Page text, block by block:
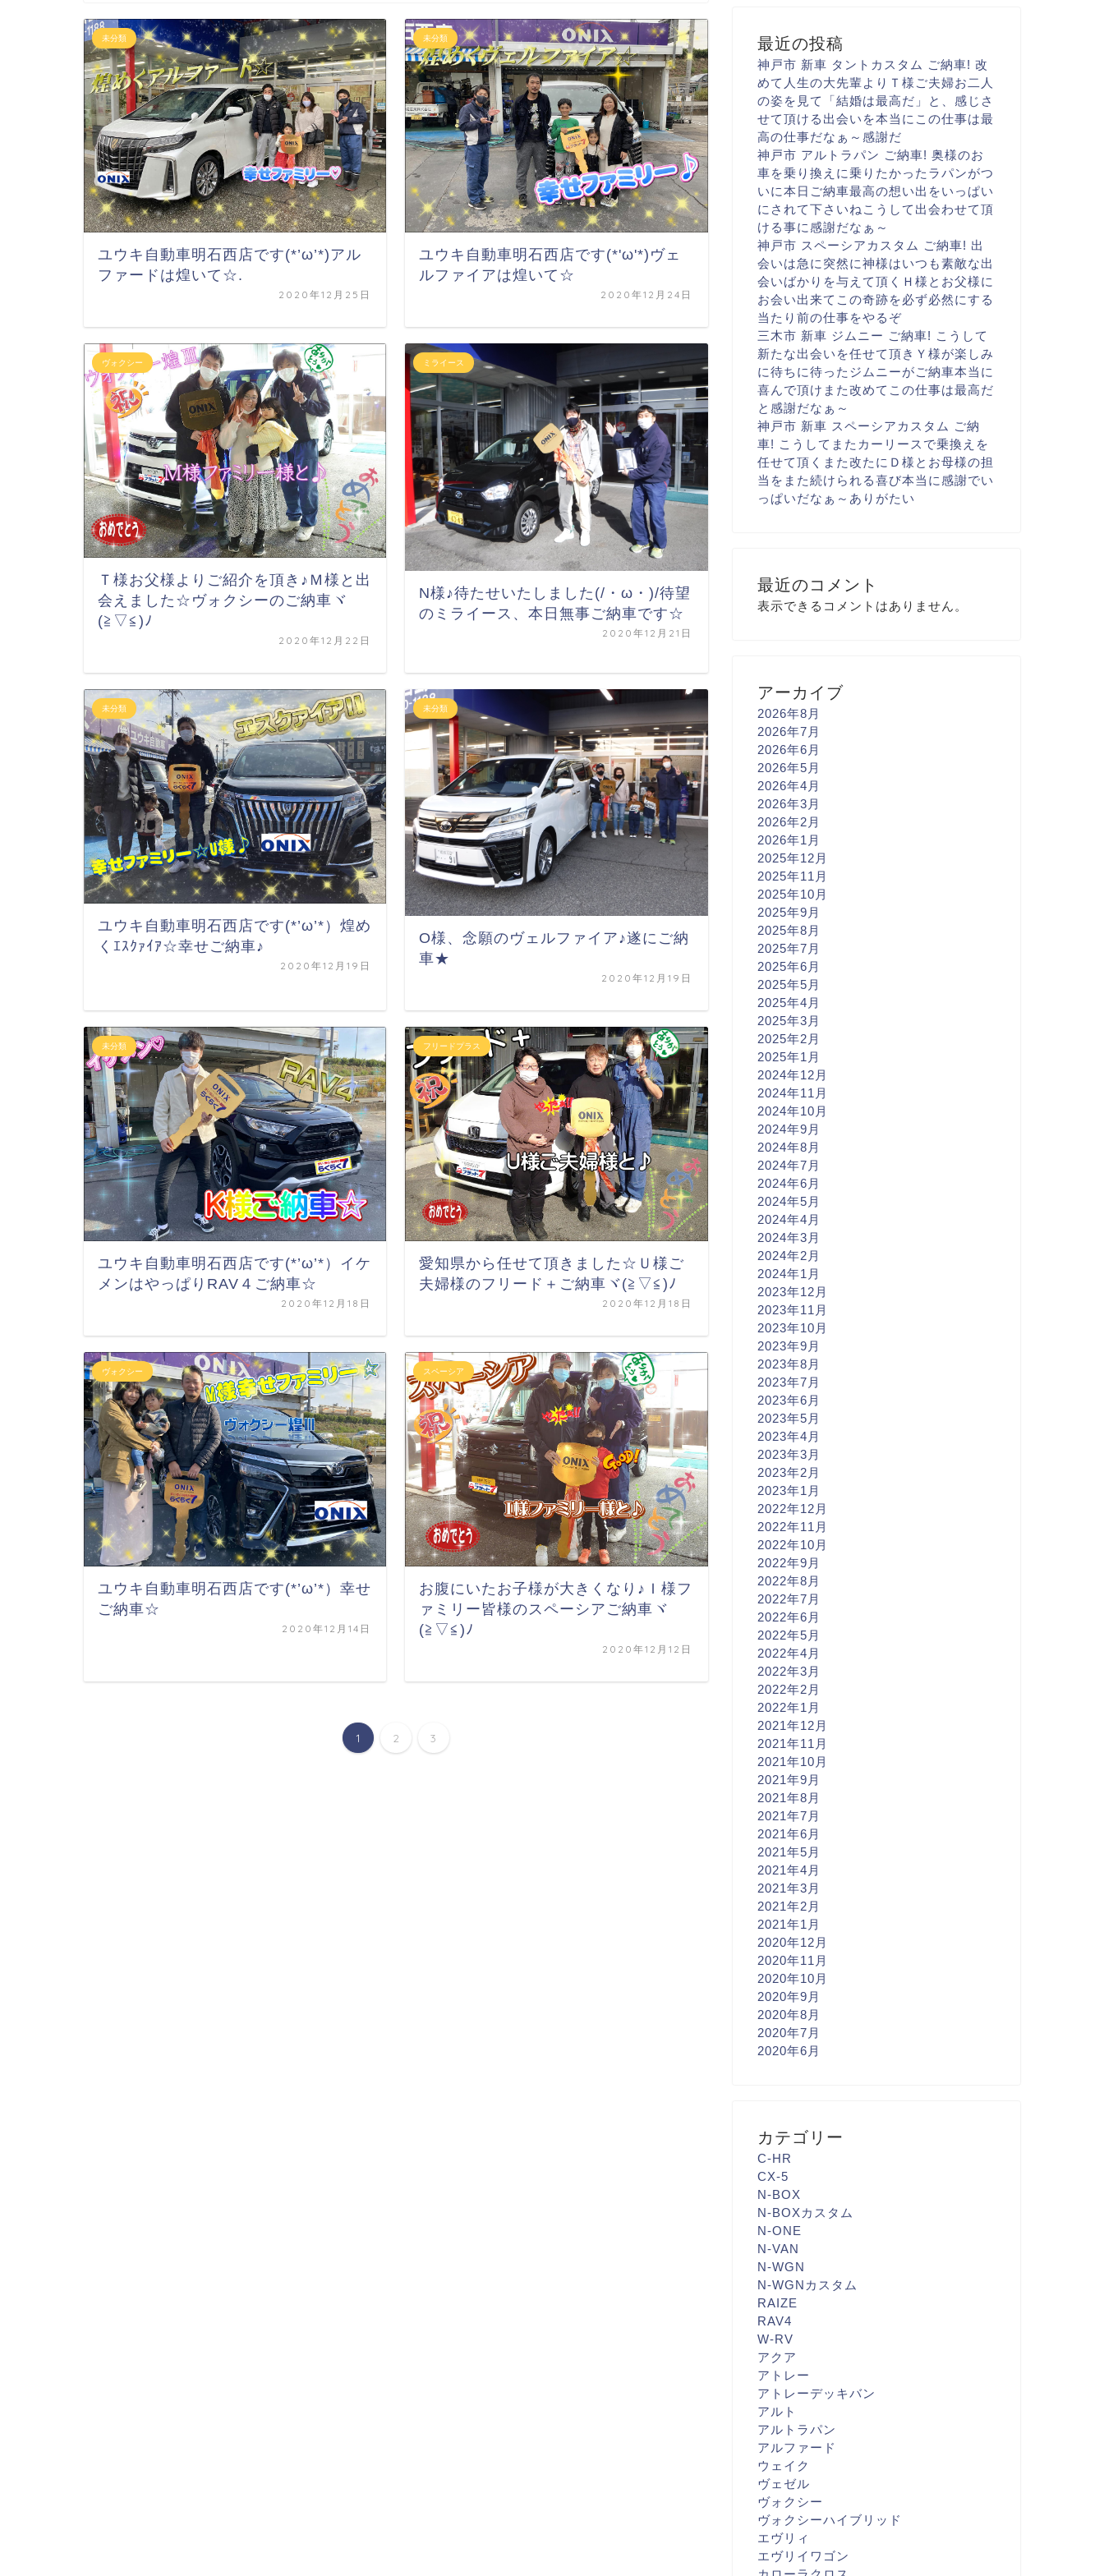
未分類
ユウキ自動車明石西店です(*’ω’*)アル
ファードは煌いて☆.
2020年12月25日
未分類
ユウキ自動車明石西店です(*'ω'*)ヴェ
ルファイアは煌いて☆
2020年12月24日
ヴォクシー
Ｔ様お父様よりご紹介を頂き♪Ｍ様と出
会えました☆ヴォクシーのご納車ヾ
(≧▽≦)ﾉ
2020年12月22日
ミライース
N様♪待たせいたしました(/・ω・)/待望
のミライース、本日無事ご納車です☆
2020年12月21日
未分類
ユウキ自動車明石西店です(*’ω’*）煌め
くｴｽｸｧｲｱ☆幸せご納車♪
2020年12月19日
未分類
O様、念願のヴェルファイア♪遂にご納
車★
2020年12月19日
未分類
ユウキ自動車明石西店です(*’ω’*）イケ
メンはやっぱりRAV４ご納車☆
2020年12月18日
フリードプラス
愛知県から任せて頂きました☆Ｕ様ご
夫婦様のフリード＋ご納車ヾ(≧▽≦)ﾉ
2020年12月18日
ヴォクシー
ユウキ自動車明石西店です(*’ω’*）幸せ
ご納車☆
2020年12月14日
スペーシア
お腹にいたお子様が大きくなり♪Ｉ様フ
ァミリー皆様のスペーシアご納車ヾ
(≧▽≦)ﾉ
2020年12月12日
1 2 3
最近の投稿
神戸市 新車 タントカスタム ご納車! 改
めて人生の大先輩より Ｔ様ご夫婦お二人
の姿を見て
「結婚は最高だ 」と、感じさ
せて頂ける出会いを本当にこの仕事は最
高の仕事だなぁ～ 感謝だ
神戸市 アルトラパン ご納車! 奥様のお
車を乗り換えに乗りたかったラパンがつ
いに本日ご納車最高の想い出をいっぱい
に されて下さいね こうして出会わせて頂
ける事に感謝だなぁ～
神戸市 スペーシアカスタム ご納車! 出
会いは急に 突然に神様はいつも素敵な出
会いばかりを与えて頂く Ｈ様とお父様に
お会い出来て この奇跡を必ず必然にする
当たり前の仕事をやるぞ
三木市 新車 ジムニー ご納車! こうして
新たな出会いを任せて頂き Ｙ様が楽しみ
に待ちに待ったジムニーがご納車本当に
喜んで頂け また改めてこの仕事は最高だ
と 感謝だなぁ～
神戸市 新車 スペーシアカスタム ご納
車! こうしてまた カーリースで乗換えを
任せて頂く また改たに Ｄ様とお母様の担
当をまた続けられる喜び本当に感謝でい
っぱいだなぁ～ ありがたい
最近のコメント
表示できるコメントはありません。
アーカイブ
2026年8月
2026年7月
2026年6月
2026年5月
2026年4月
2026年3月
2026年2月
2026年1月
2025年12月
2025年11月
2025年10月
2025年9月
2025年8月
2025年7月
2025年6月
2025年5月
2025年4月
2025年3月
2025年2月
2025年1月
2024年12月
2024年11月
2024年10月
2024年9月
2024年8月
2024年7月
2024年6月
2024年5月
2024年4月
2024年3月
2024年2月
2024年1月
2023年12月
2023年11月
2023年10月
2023年9月
2023年8月
2023年7月
2023年6月
2023年5月
2023年4月
2023年3月
2023年2月
2023年1月
2022年12月
2022年11月
2022年10月
2022年9月
2022年8月
2022年7月
2022年6月
2022年5月
2022年4月
2022年3月
2022年2月
2022年1月
2021年12月
2021年11月
2021年10月
2021年9月
2021年8月
2021年7月
2021年6月
2021年5月
2021年4月
2021年3月
2021年2月
2021年1月
2020年12月
2020年11月
2020年10月
2020年9月
2020年8月
2020年7月
2020年6月
カテゴリー
C-HR
CX-5
N-BOX
N-BOXカスタム
N-ONE
N-VAN
N-WGN
N-WGNカスタム
RAIZE
RAV4
W-RV
アクア
アトレー
アトレーデッキバン
アルト
アルトラパン
アルファード
ウェイク
ヴェゼル
ヴォクシー
ヴォクシーハイブリッド
エヴリィ
エヴリイワゴン